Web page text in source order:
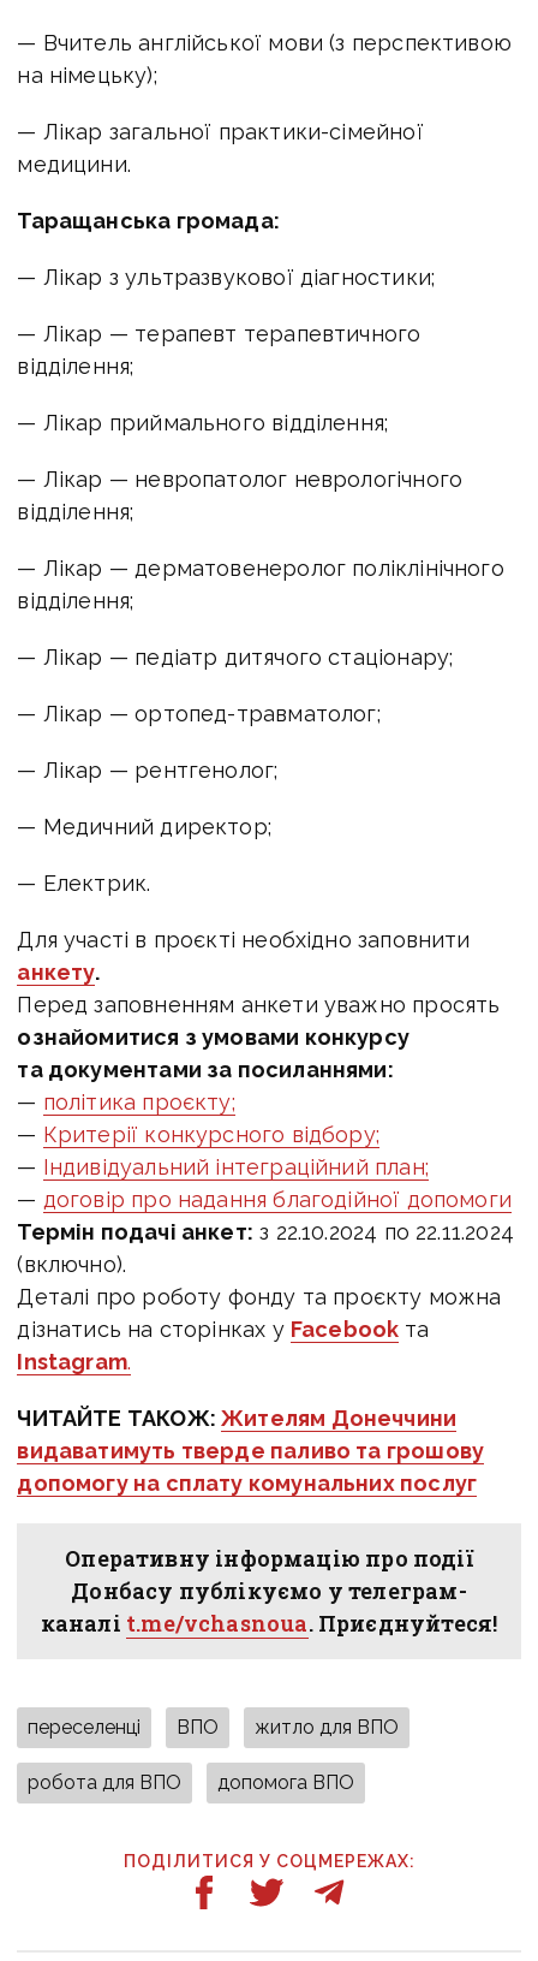
— Вчитель англійської мови (з перспективою
на німецьку);
— Лікар загальної практики-сімейної
медицини.
Таращанська громада:
— Лікар з ультразвукової діагностики;
— Лікар — терапевт терапевтичного
відділення;
— Лікар приймального відділення;
— Лікар — невропатолог неврологічного
відділення;
— Лікар — дерматовенеролог поліклінічного
відділення;
— Лікар — педіатр дитячого стаціонару;
— Лікар — ортопед-травматолог;
— Лікар — рентгенолог;
— Медичний директор;
— Електрик.
Для участі в проєкті необхідно заповнити
анкету.
Перед заповненням анкети уважно просять
ознайомитися з умовами конкурсу
та документами за посиланнями:
— політика проєкту;
— Критерії конкурсного відбору;
— Індивідуальний інтеграційний план;
— договір про надання благодійної допомоги
Термін подачі анкет: з 22.10.2024 по 22.11.2024
(включно).
Деталі про роботу фонду та проєкту можна
дізнатись на сторінках у Facebook та
Instagram.
ЧИТАЙТЕ ТАКОЖ:Жителям Донеччини
видаватимуть тверде паливо та грошову
допомогу на сплату комунальних послуг
Оперативну інформацію про події
Донбасу публікуємо у телеграм-
каналі t.me/vchasnoua. Приєднуйтеся!
переселенці ВПО житло для ВПО
робота для ВПО допомога ВПО
ПОДІЛИТИСЯ У СОЦМЕРЕЖАХ: